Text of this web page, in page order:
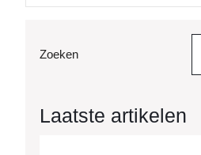
Zoeken
Laatste artikelen